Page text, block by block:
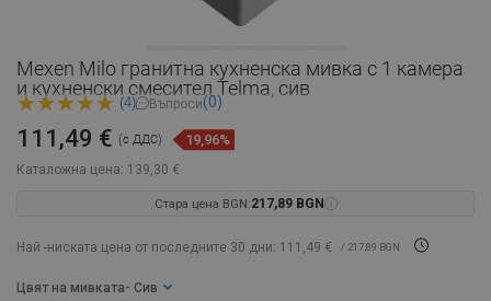
Mexen Milo гранитна кухненска мивка с 1 камера
и кухненски смесител Telma, сив
(4) Въпроси(0)
Каталожна цена: 139,30 €
111,49 € (с ДДС) 19,96%
Стара цена BGN:217,89 BGN
Най -ниската цена от последните 30 дни: 111,49 € / 217,89 BGN
Цвят на мивката - Сив